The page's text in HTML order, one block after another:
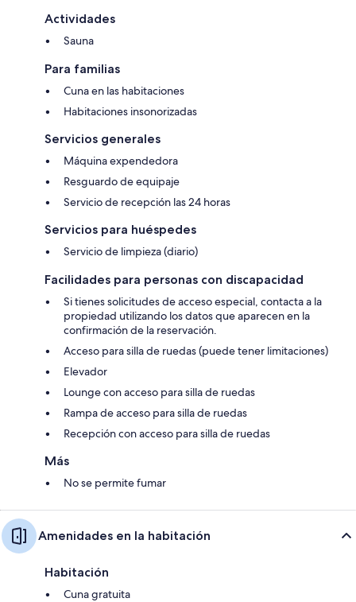
Actividades
Sauna
Para familias
Cuna en las habitaciones
Habitaciones insonorizadas
Servicios generales
Máquina expendedora
Resguardo de equipaje
Servicio de recepción las 24 horas
Servicios para huéspedes
Servicio de limpieza (diario)
Facilidades para personas con discapacidad
Si tienes solicitudes de acceso especial, contacta a la
propiedad utilizando los datos que aparecen en la
confirmación de la reservación.
Acceso para silla de ruedas (puede tener limitaciones)
Elevador
Lounge con acceso para silla de ruedas
Rampa de acceso para silla de ruedas
Recepción con acceso para silla de ruedas
Más
No se permite fumar
Amenidades en la habitación
Habitación
Cuna gratuita